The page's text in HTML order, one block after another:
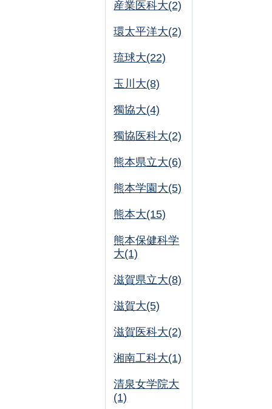
産業医科大(2)
環太平洋大(2)
琉球大(22)
玉川大(8)
獨協大(4)
獨協医科大(2)
熊本県立大(6)
熊本学園大(5)
熊本大(15)
熊本保健科学
大(1)
滋賀県立大(8)
滋賀大(5)
滋賀医科大(2)
湘南工科大(1)
清泉女学院大
(1)